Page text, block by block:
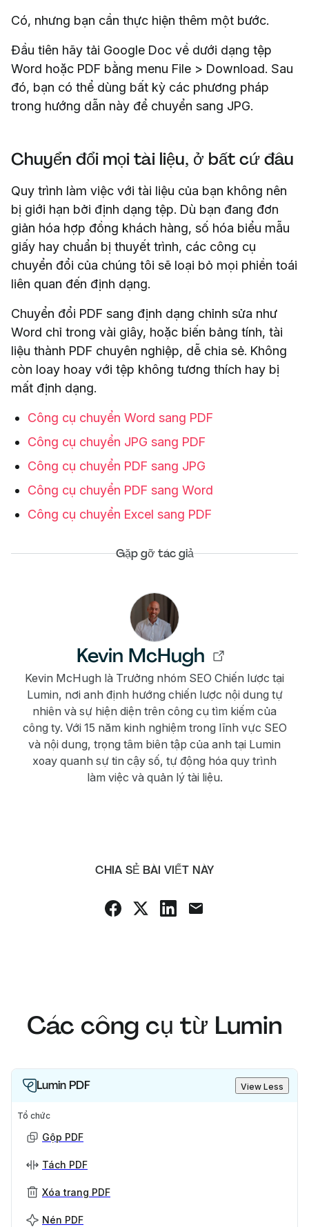
Có, nhưng bạn cần thực hiện thêm một bước.
Đầu tiên hãy tải Google Doc về dưới dạng tệp
Word hoặc PDF bằng menu File > Download. Sau
đó, bạn có thể dùng bất kỳ các phương pháp
trong hướng dẫn này để chuyển sang JPG.
Chuyển đổi mọi tài liệu, ở bất cứ đâu
Quy trình làm việc với tài liệu của bạn không nên
bị giới hạn bởi định dạng tệp. Dù bạn đang đơn
giản hóa hợp đồng khách hàng, số hóa biểu mẫu
giấy hay chuẩn bị thuyết trình, các công cụ
chuyển đổi của chúng tôi sẽ loại bỏ mọi phiền toái
liên quan đến định dạng.
Chuyển đổi PDF sang định dạng chỉnh sửa như
Word chỉ trong vài giây, hoặc biến bảng tính, tài
liệu thành PDF chuyên nghiệp, dễ chia sẻ. Không
còn loay hoay với tệp không tương thích hay bị
mất định dạng.
Công cụ chuyển Word sang PDF
Công cụ chuyển JPG sang PDF
Công cụ chuyển PDF sang JPG
Công cụ chuyển PDF sang Word
Công cụ chuyển Excel sang PDF
Gặp gỡ tác giả
Kevin McHugh
Kevin McHugh là Trưởng nhóm SEO Chiến lược tại
Lumin, nơi anh định hướng chiến lược nội dung tự
nhiên và sự hiện diện trên công cụ tìm kiếm của
công ty. Với 15 năm kinh nghiệm trong lĩnh vực SEO
và nội dung, trọng tâm biên tập của anh tại Lumin
xoay quanh sự tin cậy số, tự động hóa quy trình
làm việc và quản lý tài liệu.
CHIA SẺ BÀI VIẾT NÀY
Các công cụ từ Lumin
Lumin PDF View Less
Tổ chức
Gộp PDF
Tách PDF
Xóa trang PDF
Nén PDF